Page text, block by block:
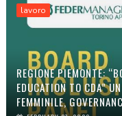
lavoro
REGIONE PIEMONTE:
EDUCATION TO CDA”
FEMMINILE,